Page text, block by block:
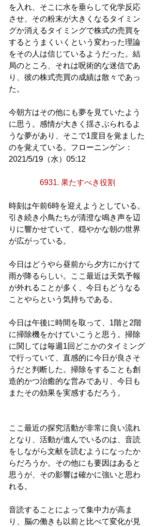
を入れ、そこに水を垂らして化学反応
させ、その粉末が大きくなるタイミン
グか消えるタイミングで株式の売買を
するとうまくいくという変わった理論
をその人は信じているようだった。結
局のところ、それは呪術的な迷信であ
り、彼の株式売買の成績は散々であっ
た。
今朝方はその他にも夢を見ていたよう
に思う。感情が大きく揺さぶられるよ
うな夢があり、そこで1度目を覚ました
のを覚えている。フローニンゲン：
2021/5/19（水）05:12
6931. 果たすべき役割
時刻は午前6時を迎えようとしている。
引き続き小鳥たちが清澄な鳴き声を辺
りに響かせていて、穏やかな朝の世界
が広がっている。
今日はどうやら昼前から夕方にかけて
雨が降るらしい。ここ最近は天気予報
が外れることが多く、今日もどうなる
ことやらという気持ちである。
今日は午後に時間を取って、1階と2階
に掃除機をかけていこうと思う。掃除
に関しては毎週1回どこかのタイミング
で行っていて、直感的に今日が良さそ
うだと判断した。掃除をすることも創
造的かつ治癒的な営みであり、今日も
またその効果を実感するだろう。
ここ最近の探究活動が非常に良い流れ
となり、活動が進んでいるのは、音読
をしながら文献を読むようになったか
らだろうか。その他にも要因はあると
思うが、その影響は確かに強いと思わ
れる。
音読することによって集中力が高ま
り、脳の働きも以前と比べて変化が見